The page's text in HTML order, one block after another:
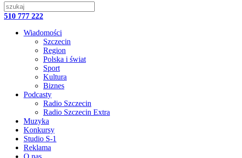
510 777 222
Wiadomości
Szczecin
Region
Polska i świat
Sport
Kultura
Biznes
Podcasty
Radio Szczecin
Radio Szczecin Extra
Muzyka
Konkursy
Studio S-1
Reklama